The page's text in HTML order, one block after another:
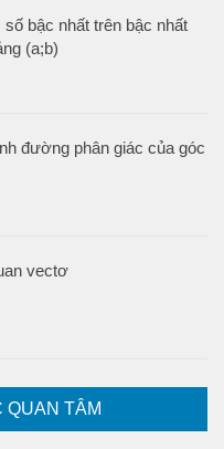
bậc nhất trên bậc nhất
(a;b)
đường phân giác của góc
vectơ
QUAN TÂM